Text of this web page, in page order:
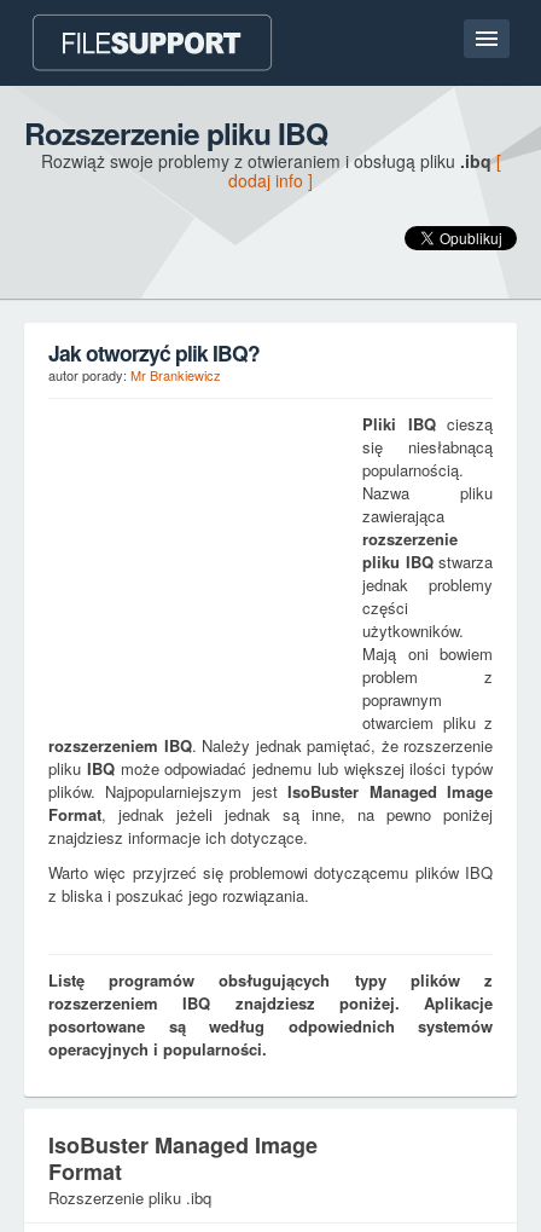
Kontakt
Rozszerzenie pliku IBQ
Rozwiąż swoje problemy z otwieraniem i obsługą pliku .ibq [
dodaj info ]
Jak otworzyć plik IBQ?
autor porady: Mr Brankiewicz
Pliki IBQcieszą
się niesłabnącą
popularnością.
Nazwa pliku
zawierająca
rozszerzenie
pliku IBQstwarza
jednak problemy
części
użytkowników.
Mają oni bowiem
problem z
poprawnym
otwarciem pliku z
rozszerzeniem IBQ. Należy jednak pamiętać, że rozszerzenie
pliku IBQmoże odpowiadać jednemu lub większej ilości typów
plików. Najpopularniejszym jestIsoBuster Managed Image
Format, jednak jeżeli jednak są inne, na pewno poniżej
znajdziesz informacje ich dotyczące.
Warto więc przyjrzeć się problemowi dotyczącemu plików IBQ
z bliska i poszukać jego rozwiązania.
Listę programów obsługujących typy plików z
rozszerzeniem IBQ znajdziesz poniżej. Aplikacje
posortowane są według odpowiednich systemów
operacyjnych i popularności.
IsoBuster Managed Image
Format
Rozszerzenie pliku .ibq